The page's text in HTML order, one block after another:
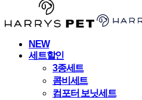
NEW
세트할인
3종세트
콤비세트
컴포터 보닛세트